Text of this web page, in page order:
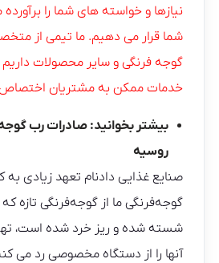
نیازها و خواسته های شما را برآورده
شما قرار می دهیم. ما تیمی از
گوجه فرنگی و سایر محصولات داریم
خدمات ممکن به مشتریان اختصاص
بیشتر بخوانید:صادرات رب
روسیه
صنایع غذایی دادنام تعهد زیادی
گوجه‌فرنگی ما از گوجه‌فرنگی تازه
شسته شده و ریز خرد شده است،
آنها را از دستگاه مخصوصی رد می